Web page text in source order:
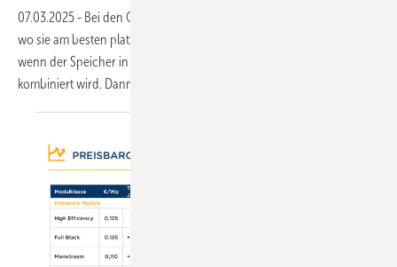
07.03.2025 - Bei den Großspeichern steht immer die Frage im Raum,
wo sie am besten platziert sind. Klar ist aber, dass es immer besser ist,
wenn der Speicher in Kombination mit einer Erzeugungsanlage
kombiniert wird. Dann ist auch die Refinanzierung